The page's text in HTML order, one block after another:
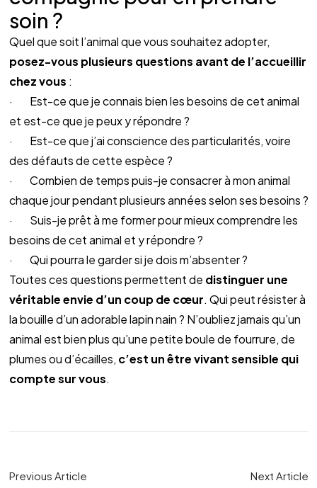
soin ?
posez-vous plusieurs questions avant de l’accueillir
chez vous :
·        Est-ce que je connais bien les besoins de cet animal
et est-ce que je peux y répondre ?
·        Est-ce que j’ai conscience des particularités, voire
des défauts de cette espèce ?
·        Combien de temps puis-je consacrer à mon animal
chaque jour pendant plusieurs années selon ses besoins ?
·        Suis-je prêt à me former pour mieux comprendre les
besoins de cet animal et y répondre ?
·        Qui pourra le garder si je dois m’absenter ?
Toutes ces questions permettent de distinguer une
véritable envie d’un coup de cœur. Qui peut résister à
la bouille d’un adorable lapin nain ? N’oubliez jamais qu’un
animal est bien plus qu’une petite boule de fourrure, de
plumes ou d’écailles, c’est un être vivant sensible qui
compte sur vous.
Previous Article Next Article